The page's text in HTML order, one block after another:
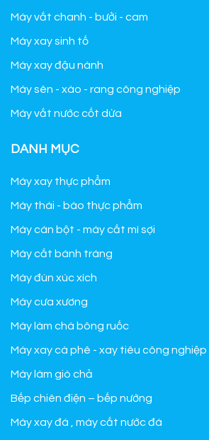
Máy vắt chanh - bưởi - cam
Máy xay sinh tố
Máy xay đậu nành
Máy sên - xào - rang công nghiệp
Máy vắt nước cốt dừa
DANH MỤC
Máy xay thực phẩm
Máy thái - bào thực phẩm
Máy cán bột - máy cắt mì sợi
Máy cắt bánh tráng
Máy đùn xúc xích
Máy cưa xương
Máy làm chà bông ruốc
Máy xay cà phê - xay tiêu công nghiệp
Máy làm giò chả
Bếp chiên điện – bếp nướng
Máy xay đá , máy cắt nước đá